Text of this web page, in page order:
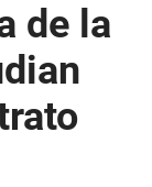
de la